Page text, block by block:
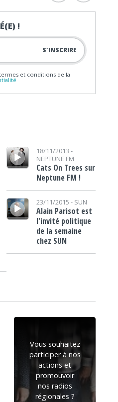
!
et conditions de la
Lecteur audio18/11/2013 -
NEPTUNE FM
Cats On Trees sur
Neptune FM !
Lecteur audio
23/11/2015 - SUN
Alain Parisot est
l'invité politique
de la semaine
chez SUN
Vous souhaitez
participer à nos
actions et
promouvoir
nos radios
régionales ?